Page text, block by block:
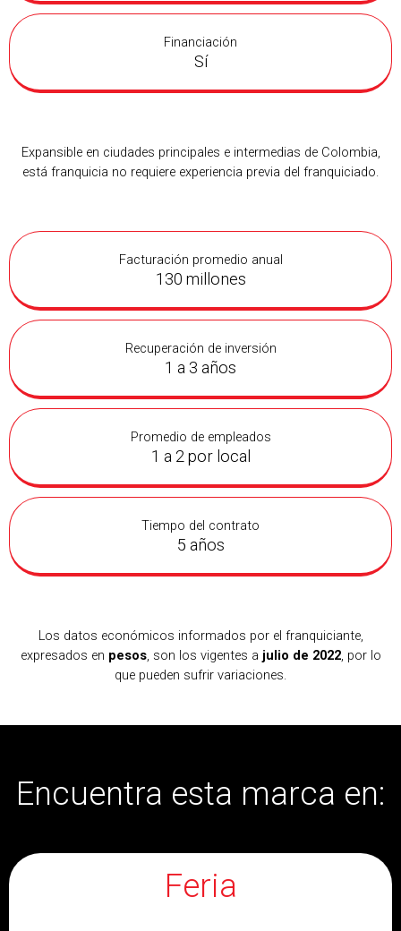
Financiación
Sí
Expansible en ciudades principales e intermedias de Colombia,
está franquicia no requiere experiencia previa del franquiciado.
Facturación promedio anual
130 millones
Recuperación de inversión
1 a 3 años
Promedio de empleados
1 a 2 por local
Tiempo del contrato
5 años
Los datos económicos informados por el franquiciante,
expresados en pesos, son los vigentes a julio de 2022, por lo
que pueden sufrir variaciones.
Encuentra esta marca en:
Feria